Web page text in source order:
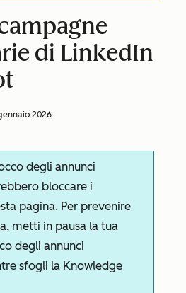
di LinkedIn
2026
degli annunci
bloccare i
pagina. Per prevenire
metti in pausa la tua
degli annunci
sfogli la Knowledge